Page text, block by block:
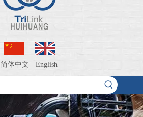
简体中文 English